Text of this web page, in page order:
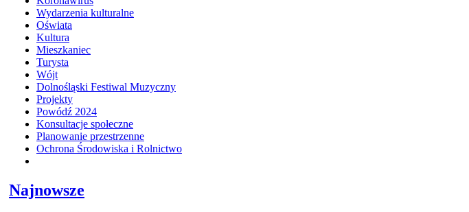
Wydarzenia kulturalne
Oświata
Kultura
Mieszkaniec
Turysta
Wójt
Dolnośląski Festiwal Muzyczny
Projekty
Powódź 2024
Konsultacje społeczne
Planowanie przestrzenne
Ochrona Środowiska i Rolnictwo
Najnowsze